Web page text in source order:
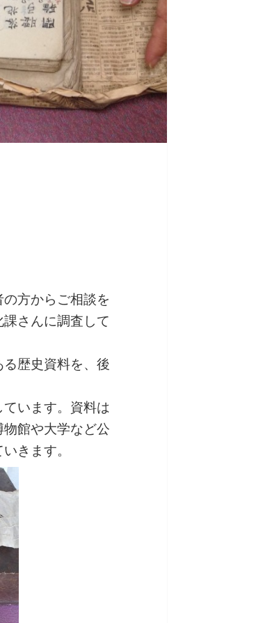
方からご相談を
さんに調査して
歴史資料を、後
います。資料は
館や大学など公
きます。